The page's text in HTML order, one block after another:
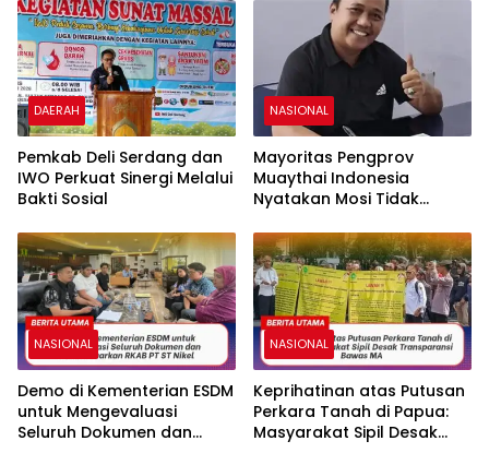
Rimau New World Terseret
Dugaan Pencucian Uang
DAERAH
Pemkab Deli Serdang dan
IWO Perkuat Sinergi Melalui
Bakti Sosial
NASIONAL
Mayoritas Pengprov
Muaythai Indonesia
Nyatakan Mosi Tidak
Mattalitti
NASIONAL
Demo di Kementerian ESDM
untuk Mengevaluasi
Seluruh Dokumen dan
NASIONAL
Keprihatinan atas Putusan
Perkara Tanah di Papua:
Masyarakat Sipil Desak